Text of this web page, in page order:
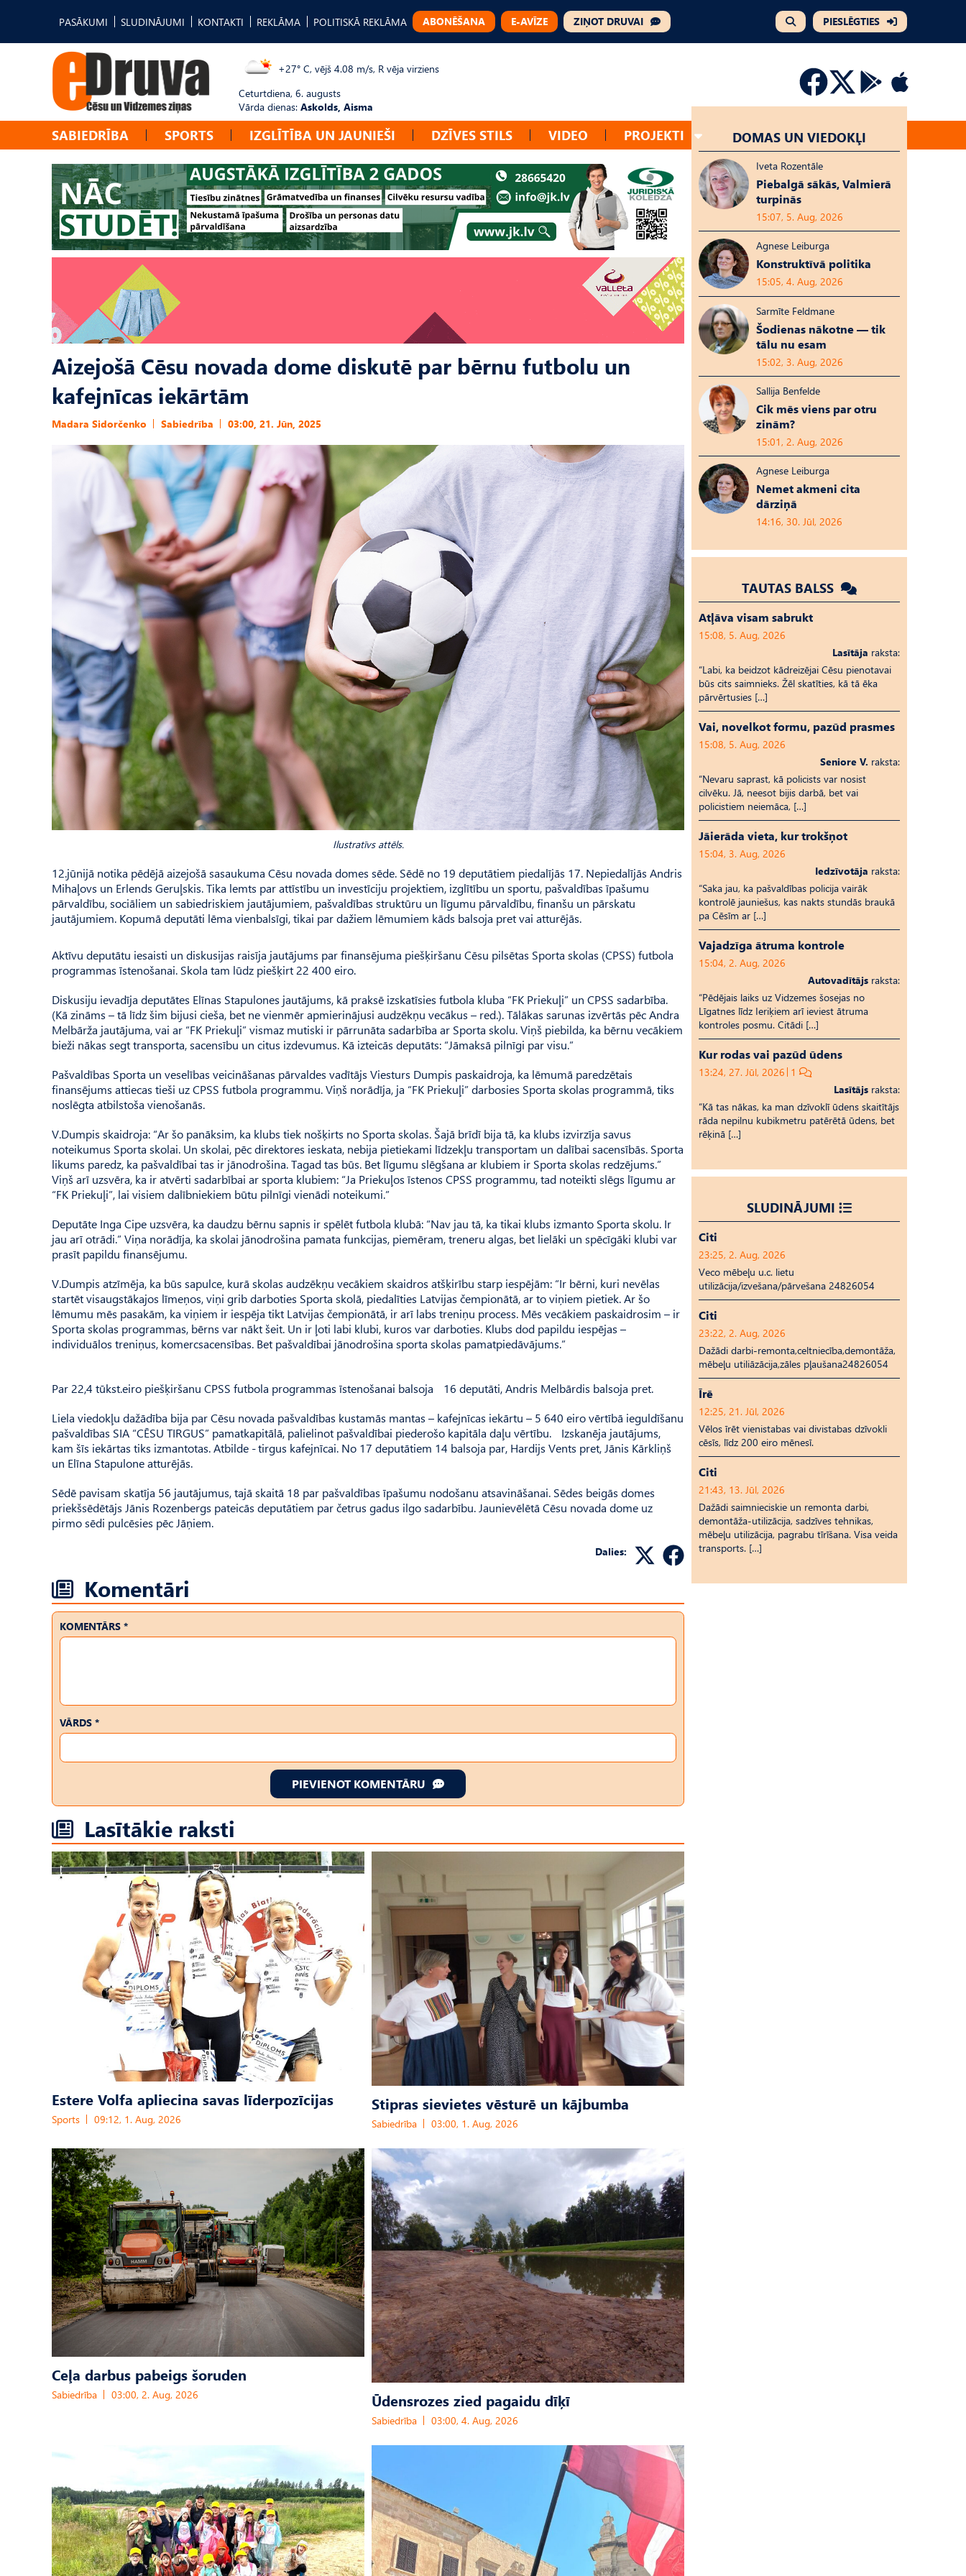
PASĀKUMI SLUDINĀJUMI KONTAKTI REKLĀMA POLITISKĀ REKLĀMA ABONĒŠANA E-AVĪZE ZIŅOT DRUVAI PIESLĒGTIES
+27° C, vējš 4.08 m/s, R vēja virziens
Ceturtdiena, 6. augusts
Vārda dienas: Askolds, Aisma
SABIEDRĪBA SPORTS IZGLĪTĪBA UN JAUNIEŠI DZĪVES STILS VIDEO PROJEKTI
Aizejošā Cēsu novada dome diskutē par bērnu futbolu un
kafejnīcas iekārtām
Madara Sidorčenko Sabiedrība 03:00, 21. Jūn, 2025
Ilustratīvs attēls.
12.jūnijā notika pēdējā aizejošā sasaukuma Cēsu novada domes sēde. Sēdē no 19 deputātiem piedalījās 17. Nepiedalījās Andris
Mihaļovs un Erlends Geruļskis. Tika lemts par attīstību un investīciju projektiem, izglītību un sportu, pašvaldības īpašumu
pārvaldību, sociāliem un sabiedriskiem jautājumiem, pašvaldības struktūru un līgumu pārvaldību, finanšu un pārskatu
jautājumiem. Kopumā deputāti lēma vienbalsīgi, tikai par dažiem lēmumiem kāds balsoja pret vai atturējās.
Aktīvu deputātu iesaisti un diskusijas raisīja jautājums par finansējuma piešķiršanu Cēsu pilsētas Sporta skolas (CPSS) futbola
programmas īstenošanai. Skola tam lūdz piešķirt 22 400 eiro.
Diskusiju ievadīja deputātes Elīnas Stapulones jautājums, kā praksē izskatīsies futbola kluba “FK Priekuļi” un CPSS sadarbība.
(Kā zināms – tā līdz šim bijusi cieša, bet ne vienmēr apmierinājusi audzēkņu vecākus – red.). Tālākas sarunas izvērtās pēc Andra
Melbārža jautājuma, vai ar “FK Priekuļi” vismaz mutiski ir pārrunāta sadarbība ar Sporta skolu. Viņš piebilda, ka bērnu vecākiem
bieži nākas segt transporta, sacensību un citus izdevumus. Kā izteicās deputāts: “Jāmaksā pilnīgi par visu.”
Pašvaldības Sporta un veselības veicināšanas pārvaldes vadītājs Viesturs Dumpis paskaidroja, ka lēmumā paredzētais
finansējums attiecas tieši uz CPSS futbola programmu. Viņš norādīja, ja “FK Priekuļi” darbosies Sporta skolas programmā, tiks
noslēgta atbilstoša vienošanās.
V.Dumpis skaidroja: “Ar šo panāksim, ka klubs tiek nošķirts no Sporta skolas. Šajā brīdī bija tā, ka klubs izvirzīja savus
noteikumus Sporta skolai. Un skolai, pēc direktores ieskata, nebija pietiekami līdzekļu transportam un dalībai sacensībās. Sporta
likums paredz, ka pašvaldībai tas ir jānodrošina. Tagad tas būs. Bet līgumu slēgšana ar klubiem ir Sporta skolas redzējums.”
Viņš arī uzsvēra, ka ir atvērti sadarbībai ar sporta klubiem: “Ja Priekuļos īstenos CPSS programmu, tad noteikti slēgs līgumu ar
“FK Priekuļi”, lai visiem dalībniekiem būtu pilnīgi vienādi noteikumi.”
Deputāte Inga Cipe uzsvēra, ka daudzu bērnu sapnis ir spēlēt futbola klubā: “Nav jau tā, ka tikai klubs izmanto Sporta skolu. Ir
jau arī otrādi.” Viņa norādīja, ka skolai jānodrošina pamata funkcijas, piemēram, treneru algas, bet lielāki un spēcīgāki klubi var
prasīt papildu finansējumu.
V.Dumpis atzīmēja, ka būs sapulce, kurā skolas audzēkņu vecākiem skaidros atšķirību starp iespējām: “Ir bērni, kuri nevēlas
startēt visaugstākajos līmeņos, viņi grib darboties Sporta skolā, piedalīties Latvijas čempionātā, ar to viņiem pietiek. Ar šo
lēmumu mēs pasakām, ka viņiem ir iespēja tikt Latvijas čempionātā, ir arī labs treniņu process. Mēs vecākiem paskaidrosim – ir
Sporta skolas programmas, bērns var nākt šeit. Un ir ļoti labi klubi, kuros var darboties. Klubs dod papildu iespējas –
individuālos treniņus, komercsacensības. Bet paš­valdībai jānodrošina sporta skolas pamatpiedāvājums.”
Par 22,4 tūkst.eiro piešķiršanu CPSS futbola programmas īstenošanai balsoja 16 deputāti, Andris Melbārdis balsoja pret.
Liela viedokļu dažādība bija par Cēsu novada pašvaldības kustamās mantas – kafejnīcas iekārtu – 5 640 eiro vērtībā ieguldīšanu
pašvaldības SIA “CĒSU TIRGUS” pamatkapitālā, palielinot pašvaldībai piederošo kapitāla daļu vērtību. Izskanēja jautājums,
kam šīs iekārtas tiks izmantotas. Atbilde - tirgus kafejnīcai. No 17 deputātiem 14 balsoja par, Hardijs Vents pret, Jānis Kārkliņš
un Elīna Stapulone atturējās.
Sēdē pavisam skatīja 56 jautājumus, tajā skaitā 18 par paš­valdības īpašumu nodošanu atsavināšanai. Sēdes beigās domes
priekšsēdētājs Jānis Rozenbergs pateicās deputātiem par četrus gadus ilgo sadarbību. Jaunievēlē­tā Cēsu novada dome uz
pirmo sēdi pulcēsies pēc Jāņiem.
Dalies:
Komentāri
KOMENTĀRS *
VĀRDS *
PIEVIENOT KOMENTĀRU
Lasītākie raksti
Estere Volfa apliecina savas līderpozīcijas
Sports 09:12, 1. Aug, 2026
Stipras sievietes vēsturē un kājbumba
Sabiedrība 03:00, 1. Aug, 2026
Ceļa darbus pabeigs šoruden
Sabiedrība 03:00, 2. Aug, 2026 Ūdensrozes zied pagaidu dīķī
Sabiedrība 03:00, 4. Aug, 2026
DOMAS UN VIEDOKĻI
Iveta Rozentāle
Piebalgā sākās, Valmierā
turpinās
15:07, 5. Aug, 2026
Agnese Leiburga
Konstruktīvā politika
15:05, 4. Aug, 2026
Sarmīte Feldmane
Šodienas nākotne — tik
tālu nu esam
15:02, 3. Aug, 2026
Sallija Benfelde
Cik mēs viens par otru
zinām?
15:01, 2. Aug, 2026
Agnese Leiburga
Nemet akmeni cita
dārziņā
14:16, 30. Jūl, 2026
TAUTAS BALSS
Atļāva visam sabrukt
15:08, 5. Aug, 2026
Lasītāja raksta:
“Labi, ka beidzot kādreizējai Cēsu pienotavai
būs cits saimnieks. Žēl skatīties, kā tā ēka
pārvērtusies […]
Vai, novelkot formu, pazūd prasmes
15:08, 5. Aug, 2026
Seniore V. raksta:
“Nevaru saprast, kā policists var nosist
cilvēku. Jā, neesot bijis darbā, bet vai
policistiem neiemāca, […]
Jāierāda vieta, kur trokšņot
15:04, 3. Aug, 2026
Iedzīvotāja raksta:
“Saka jau, ka pašvaldības policija vairāk
kontrolē jauniešus, kas nakts stundās braukā
pa Cēsīm ar […]
Vajadzīga ātruma kontrole
15:04, 2. Aug, 2026
Autovadītājs raksta:
“Pēdējais laiks uz Vid­ze­mes šosejas no
Līgatnes līdz Ieriķiem arī ieviest ātruma
kontroles posmu. Citādi […]
Kur rodas vai pazūd ūdens
13:24, 27. Jūl, 2026 1
Lasītājs raksta:
“Kā tas nākas, ka man dzīvoklī ūdens skaitītājs
rāda nepilnu kubikmetru patērētā ūdens, bet
rēķinā […]
SLUDINĀJUMI
Citi
23:25, 2. Aug, 2026
Veco mēbeļu u.c. lietu
utilizācija/izvešana/pārvešana 24826054
Citi
23:22, 2. Aug, 2026
Dažādi darbi-remonta,celtniecība,demontāža,
mēbeļu utiliāzācija,zāles pļaušana24826054
Īrē
12:25, 21. Jūl, 2026
Vēlos īrēt vienistabas vai divistabas dzīvokli
cēsīs, līdz 200 eiro mēnesī.
Citi
21:43, 13. Jūl, 2026
Dažādi saimnieciskie un remonta darbi,
demontāža-utilizācija, sadzīves tehnikas,
mēbeļu utilizācija, pagrabu tīrīšana. Visa veida
transports. […]